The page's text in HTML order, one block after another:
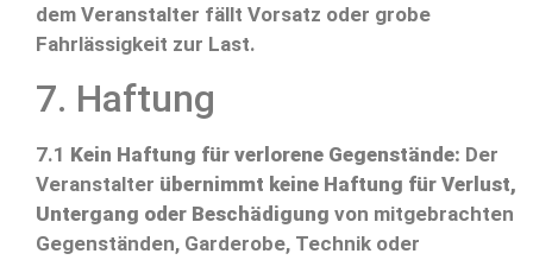
dem Veranstalter fällt Vorsatz oder grobe
Fahrlässigkeit zur Last.
7. Haftung
7.1 Kein Haftung für verlorene Gegenstände: Der
Veranstalter übernimmt keine Haftung für Verlust,
Untergang oder Beschädigung von mitgebrachten
Gegenständen, Garderobe, Technik oder